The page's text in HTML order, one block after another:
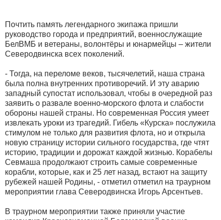
Почтить память легендарного экипажа пришли
руководство города и предприятий, военнослужащие
БелВМБ и ветераны, волонтёры и юнармейцы – жители
Северодвинска всех поколений.
- Тогда, на переломе веков, тысячелетий, наша страна
была полна внутренних противоречий. И эту аварию
западный супостат использовал, чтобы в очередной раз
заявить о развале военно-морского флота и слабости
обороны нашей страны. Но современная Россия умеет
извлекать уроки из трагедий. Гибель «Курска» послужила
стимулом не только для развития флота, но и открыла
новую страницу истории сильного государства, где чтят
историю, традиции и дорожат каждой жизнью. Корабелы
Севмаша продолжают строить самые современные
корабли, которые, как и 25 лет назад, встают на защиту
рубежей нашей Родины, - отметил отметил на траурном
мероприятии глава Северодвинска Игорь Арсентьев.
В траурном мероприятии также приняли участие